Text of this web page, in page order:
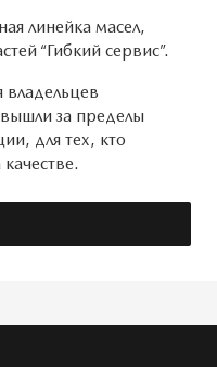
линейка масел,
“Гибкий сервис”.
за пределы
для тех, кто